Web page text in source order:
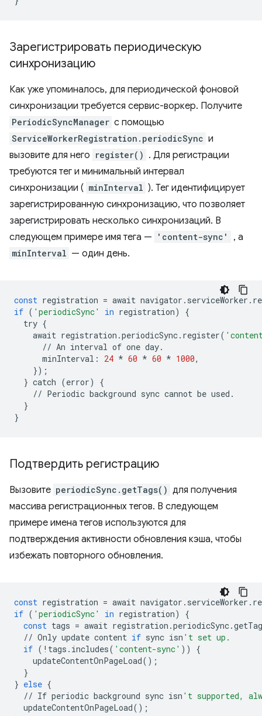
Зарегистрировать периодическую
синхронизацию
Как уже упоминалось, для периодической фоновой
синхронизации требуется сервис-воркер. Получите
PeriodicSyncManager с помощью
ServiceWorkerRegistration.periodicSync и
вызовите для него register() . Для регистрации
требуются тег и минимальный интервал
синхронизации ( minInterval ). Тег идентифицирует
зарегистрированную синхронизацию, что позволяет
зарегистрировать несколько синхронизаций. В
следующем примере имя тега —
'content-sync' , а
minInterval — один день.
const registration = await navigator . serviceWorker .
if ( 'periodicSync' in registration)
{
try {
await registration .periodicSync. register(
// An interval of one day.
minInterval : 24 * 60 * 60 * 1000,
});
} catch (error)
{
// Periodic background sync cannot be used .
}
}
Подтвердить регистрацию
Вызовите periodicSync.getTags() для получения
массива регистрационных тегов. В следующем
примере имена тегов используются для
подтверждения активности обновления кэша, чтобы
избежать повторного обновления.
const registration = await navigator . serviceWorker .
if ( 'periodicSync' in registration)
{
const tags = await registration .periodicSync.
// Only update content if sync isn 't set up.
if ( ! tags . includes( 'content-sync' ))
{
updateContentOnPageLoad();
}
} else {
// If periodic background sync isn 't supported,
updateContentOnPageLoad();